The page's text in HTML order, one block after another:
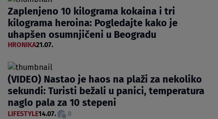
Zaplenjeno 10 kilograma kokaina i tri
kilograma heroina: Pogledajte kako je
uhapšen osumnjičeni u Beogradu
HRONIKA21.07.
(VIDEO) Nastao je haos na plaži za nekoliko
sekundi: Turisti bežali u panici, temperatura
naglo pala za 10 stepeni
LIFESTYLE14.07. 8